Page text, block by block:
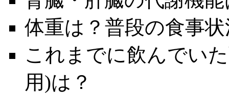
体重は？普段の食事
これまでに飲んでい
用)は？